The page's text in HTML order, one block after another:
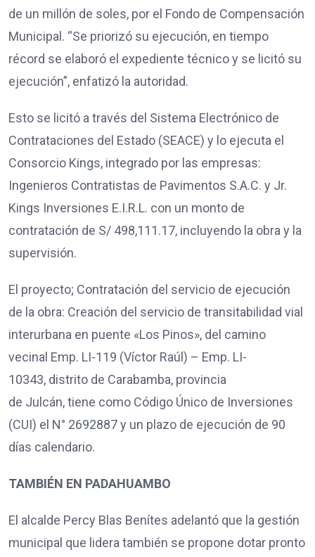
de un millón de soles, por el Fondo de Compensación
Municipal. “Se priorizó su ejecución, en tiempo
récord se elaboró el expediente técnico y se licitó su
ejecución”, enfatizó la autoridad.
Esto se licitó a través del Sistema Electrónico de
Contrataciones del Estado (SEACE) y lo ejecuta el
Consorcio Kings, integrado por las empresas:
Ingenieros Contratistas de Pavimentos S.A.C. y Jr.
Kings Inversiones E.I.R.L. con un monto de
contratación de S/ 498,111.17, incluyendo la obra y la
supervisión.
El proyecto; Contratación del servicio de ejecución
de la obra: Creación del servicio de transitabilidad vial
interurbana en puente «Los Pinos», del camino
vecinal Emp. LI-119 (Víctor Raúl) – Emp. LI-
10343, distrito de Carabamba, provincia
de Julcán, tiene como Código Único de Inversiones
(CUI) el N° 2692887 y un plazo de ejecución de 90
días calendario.
TAMBIÉN EN PADAHUAMBO
El alcalde Percy Blas Benítes adelantó que la gestión
municipal que lidera también se propone dotar pronto